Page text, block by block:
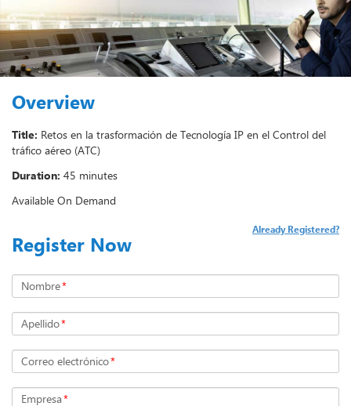
Overview
Title: Retos en la trasformación de Tecnología IP en el Control del
tráfico aéreo (ATC)
Duration: 45 minutes
Available On Demand
Register Now
Already Registered?
Nombre*
Apellido*
Correo electrónico*
Empresa*